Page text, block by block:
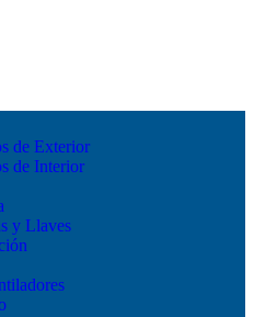
de Exterior
de Interior
y Llaves